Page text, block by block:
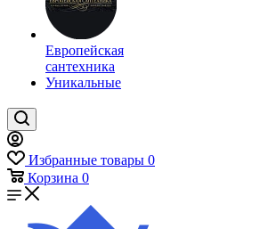
Европейская
сантехника
Уникальные
Избранные товары 0
Корзина 0